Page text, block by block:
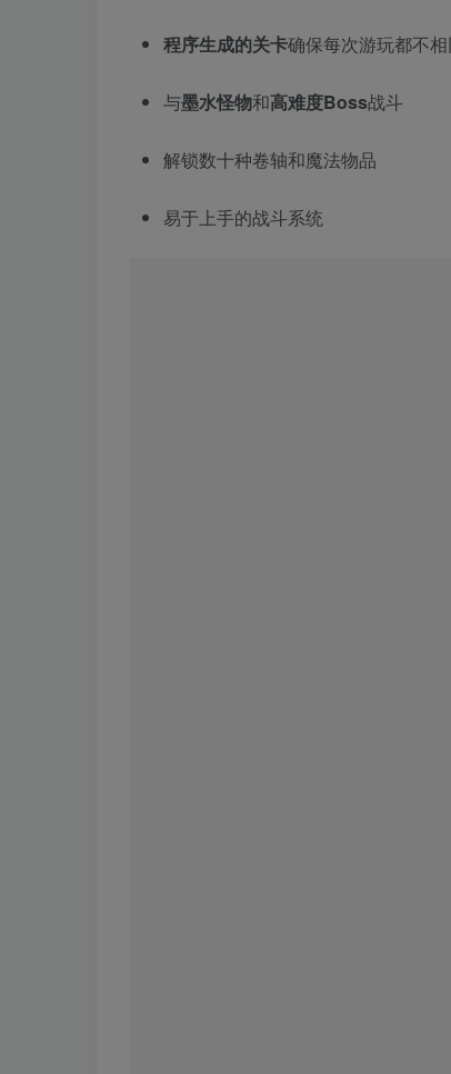
程序生成的关卡确保每次游玩都不
与墨水怪物和高难度Boss战斗
解锁数十种卷轴和魔法物品
易于上手的战斗系统